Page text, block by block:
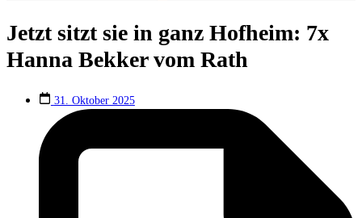
Jetzt sitzt sie in ganz Hofheim: 7x
Hanna Bekker vom Rath
31. Oktober 2025